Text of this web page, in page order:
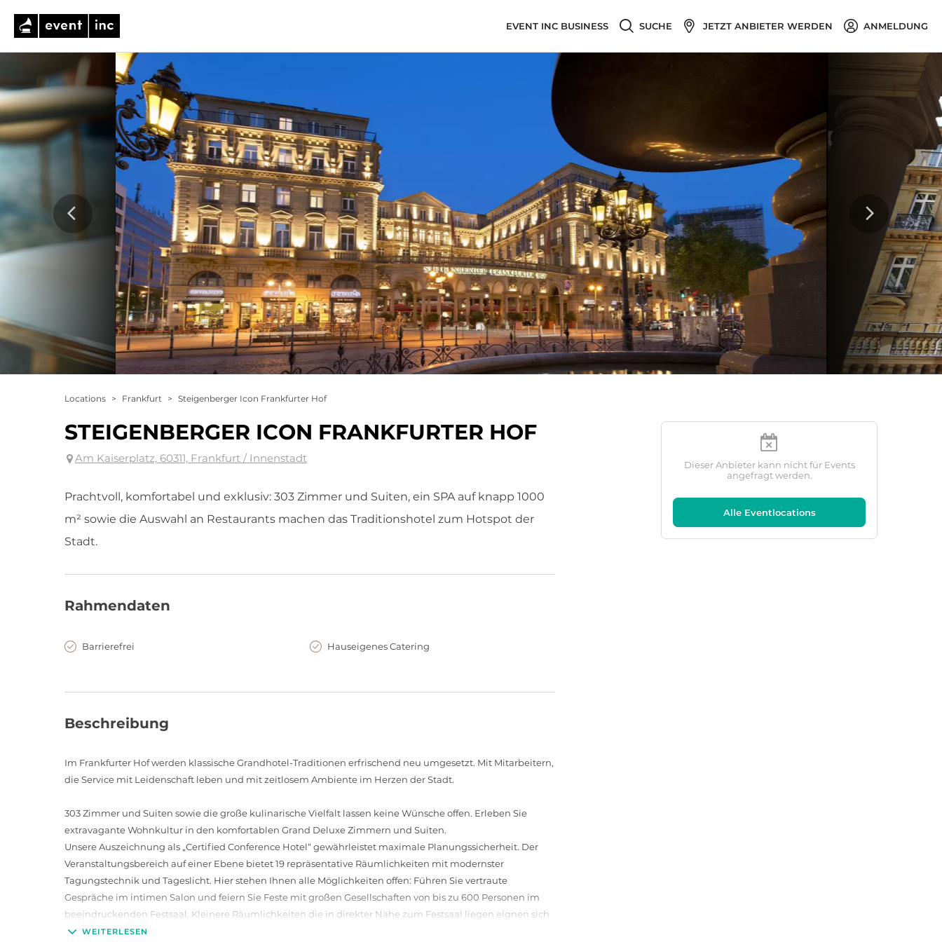
EVENT INC BUSINESS SUCHE JETZT ANBIETER WERDEN ANMELDUNG
Locations > Frankfurt > Steigenberger Icon Frankfurter Hof
STEIGENBERGER ICON FRANKFURTER HOF
Am Kaiserplatz, 60311, Frankfurt / Innenstadt
Prachtvoll, komfortabel und exklusiv: 303 Zimmer und Suiten, ein SPA auf knapp 1000
m² sowie die Auswahl an Restaurants machen das Traditionshotel zum Hotspot der
Stadt.
Rahmendaten
Barrierefrei Hauseigenes Catering
Beschreibung
Im Frankfurter Hof werden klassische Grandhotel-Traditionen erfrischend neu umgesetzt. Mit Mitarbeitern,
die Service mit Leidenschaft leben und mit zeitlosem Ambiente im Herzen der Stadt.
303 Zimmer und Suiten sowie die große kulinarische Vielfalt lassen keine Wünsche offen. Erleben Sie
extravagante Wohnkultur in den komfortablen Grand Deluxe Zimmern und Suiten.
Unsere Auszeichnung als „Certified Conference Hotel“ gewährleistet maximale Planungssicherheit. Der
Veranstaltungsbereich auf einer Ebene bietet 19 repräsentative Räumlichkeiten mit modernster
Tagungstechnik und Tageslicht. Hier stehen Ihnen alle Möglichkeiten offen: Führen Sie vertraute
Gespräche im intimen Salon und feiern Sie Feste mit großen Gesellschaften von bis zu 600 Personen im
beeindruckenden Festsaal. Kleinere Räumlichkeiten die in direkter Nähe zum Festsaal liegen eignen sich
auch perfekt für Workshops.
WEITERLESEN
Dieser Anbieter kann nicht für Events
angefragt werden.
Alle Eventlocations